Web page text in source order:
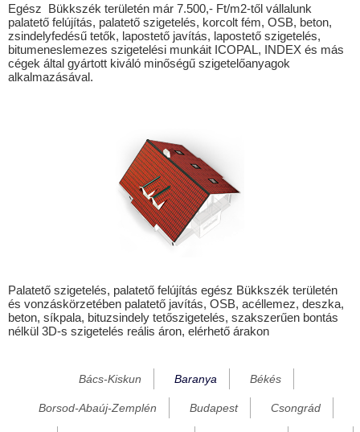
Babarc
Babarcszőlős
Bakóca
Belvárdgyula
Beremend
Bezedek
Egész Bükkszék területén már 7.500,- Ft/m2-től vállalunk
palatető felújítás, palatető szigetelés, korcolt fém, OSB, beton,
zsindelyfedésű tetők, lapostető javítás, lapostető szigetelés,
bitumeneslemezes szigetelési munkáit ICOPAL, INDEX és más
cégek által gyártott kiváló minőségű szigetelőanyagok
alkalmazásával.
Palatető szigetelés, palatető felújítás egész Bükkszék területén
és vonzáskörzetében palatető javítás, OSB, acéllemez, deszka,
beton, síkpala, bituzsindely tetőszigetelés, szakszerűen bontás
nélkül 3D-s szigetelés reális áron, elérhető árakon
Bács-Kiskun Baranya Békés
Borsod-Abaúj-Zemplén Budapest Csongrád